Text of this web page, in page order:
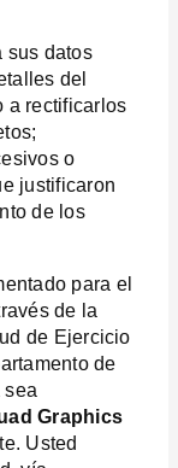
sus datos
del
a rectificarlos
o
justificaron
de los
para el
de la
de Ejercicio
de
sea
Graphics
Usted